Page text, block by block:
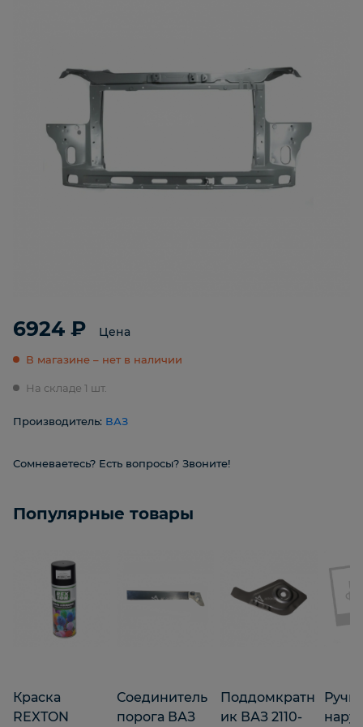
6924 ₽ Цена
В магазине – нет в наличии
На складе 1 шт.
Производитель: ВАЗ
Сомневаетесь? Есть вопросы? Звоните!
Популярные товары
Краска
REXTON
Соединитель
порога ВАЗ
Поддомкратн
ик ВАЗ 2110-